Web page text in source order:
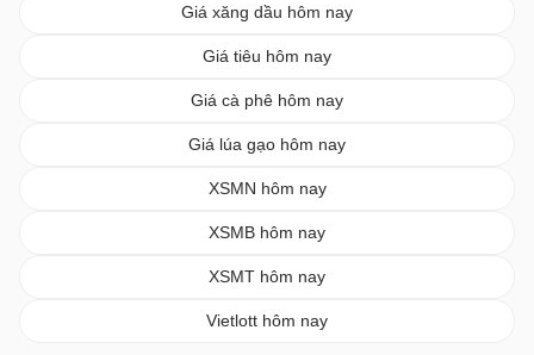
Giá xăng dầu hôm nay
Giá tiêu hôm nay
Giá cà phê hôm nay
Giá lúa gạo hôm nay
XSMN hôm nay
XSMB hôm nay
XSMT hôm nay
Vietlott hôm nay